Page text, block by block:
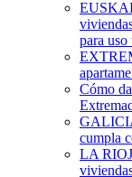
para
Cómo
cumpla
LA